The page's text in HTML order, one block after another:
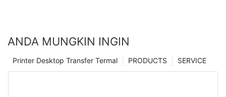
ANDA MUNGKIN INGIN
SERVICE
PRODUCTS
Printer Desktop Transfer Termal